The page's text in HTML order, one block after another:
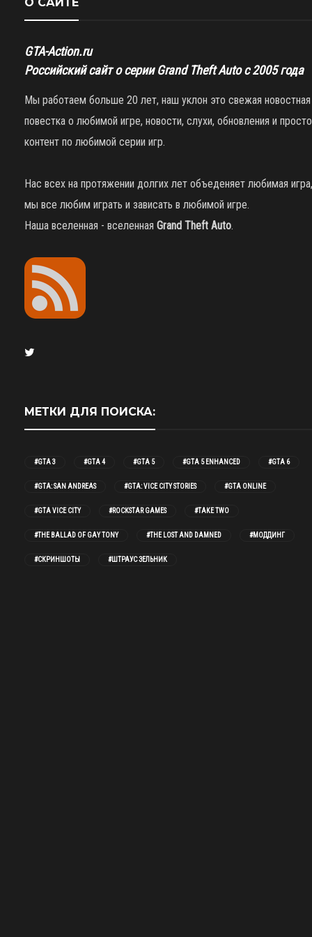
GTA-Action.ru
Российский сайт о серии Grand Theft Auto с 2005 года
Мы работаем больше 20 лет, наш уклон это свежая новостная
повестка о любимой игре, новости, слухи, обновления и просто
контент по любимой серии игр.
Нас всех на протяжении долгих лет объеденяет любимая игра,
мы все любим играть и зависать в любимой игре.
Наша вселенная - вселенная Grand Theft Auto.
МЕТКИ ДЛЯ ПОИСКА:
#GTA 3 #GTA 4 #GTA 5 #GTA 5 ENHANCED #GTA 6
#GTA: SAN ANDREAS #GTA: VICE CITY STORIES #GTA ONLINE
#GTA VICE CITY #ROCKSTAR GAMES #TAKE TWO
#THE BALLAD OF GAY TONY #THE LOST AND DAMNED #МОДДИНГ
#СКРИНШОТЫ #ШТРАУС ЗЕЛЬНИК